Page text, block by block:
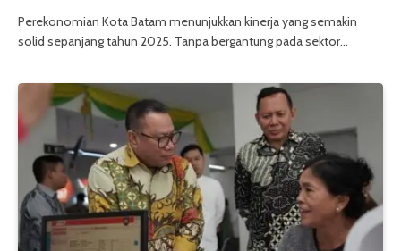
Perekonomian Kota Batam menunjukkan kinerja yang semakin
solid sepanjang tahun 2025. Tanpa bergantung pada sektor…